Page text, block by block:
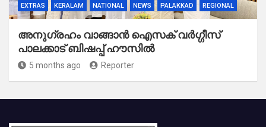
EXTRAS KERALAM NATIONAL NEWS PALAKKAD REGIONAL
അനുഗ്രഹം വാങ്ങാൻ ഐസക് വര്‍ഗ്ഗീസ്
പാലക്കാട് ബിഷപ്പ് ഹൗസില്‍
5 months ago Reporter